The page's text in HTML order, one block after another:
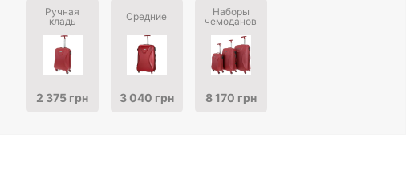
Ручная
кладь
2 375 грн
Средние
3 040 грн
Наборы
чемоданов
8 170 грн